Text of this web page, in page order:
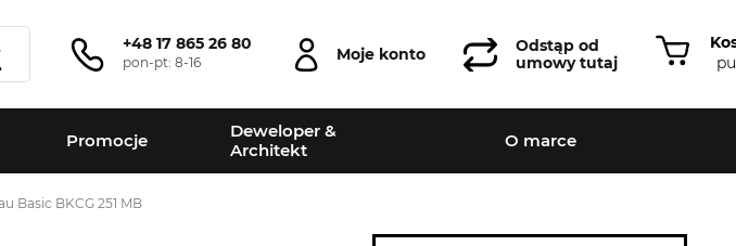
+48 17 865 26 80
pon-pt: 8-16 Moje konto
Odstąp od
umowy tutaj
Promocje
Deweloper &
Architekt
O marce
Basic BKCG 251 MB